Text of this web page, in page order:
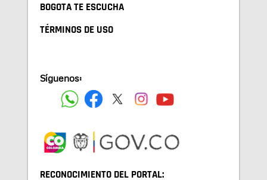
BOGOTA TE ESCUCHA
TÉRMINOS DE USO
Síguenos:
RECONOCIMIENTO DEL PORTAL: